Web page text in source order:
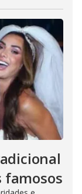
famosos